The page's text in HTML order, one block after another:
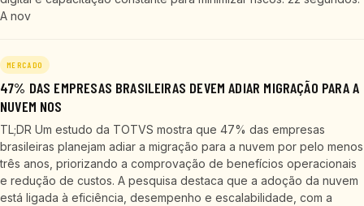
A nov
MERCADO
47% DAS EMPRESAS BRASILEIRAS DEVEM ADIAR MIGRAÇÃO PARA A
NUVEM NOS
TL;DR Um estudo da TOTVS mostra que 47% das empresas
brasileiras planejam adiar a migração para a nuvem por pelo menos
três anos, priorizando a comprovação de benefícios operacionais
e redução de custos. A pesquisa destaca que a adoção da nuvem
está ligada à eficiência, desempenho e escalabilidade, com a